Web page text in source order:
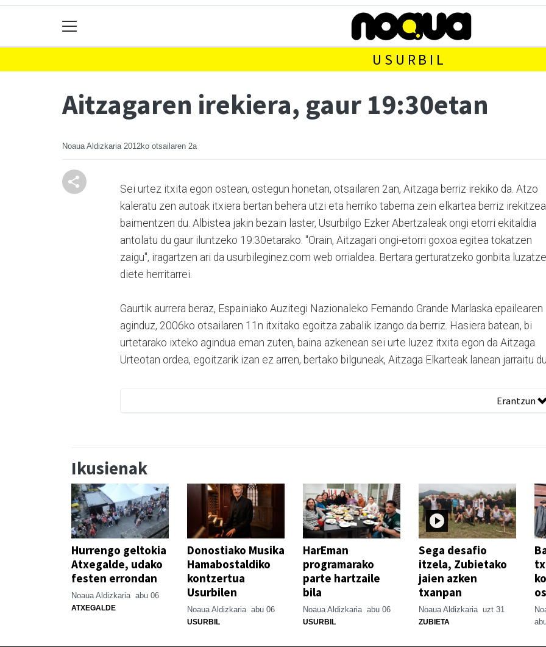
USURBIL
Aitzagaren irekiera, gaur 19:30etan
Noaua Aldizkaria 2012ko otsailaren 2a
Sei urtez itxita egon ostean, ostegun honetan, otsailaren 2an, Aitzaga berriz irekiko da. Atzo
kaleratu zen autoak itxiera bertan behera utzi eta herriko taberna zein elkartea berriz irekitzea
baimentzen du. Albistea jakin bezain laster, Usurbilgo Ezker Abertzaleak ongi etorri ekitaldia
antolatu du gaur iluntzeko 19:30etarako. "Orain, Aitzagari ongi-etorri goxoa egitea tokatzen
zaigu", iragartzen ari da usurbileginez.com web orrialdea. Bertara gerturatzeko gonbita
diete herritarrei.
Gaurtik aurrera beraz, Espainiako Auzitegi Nazionaleko Fernando Grande Marlaska epailearen
aginduz, 2006ko otsailaren 11n itxitako egoitza zabalik izango da berriz. Hasiera batean, bi
urtetarako ixteko agindua eman zuten, baina azkenean sei urte luzez itxita egon da Aitzaga.
Urteotan ordea, egoitzarik izan ez arren, bertako bilguneak, Aitzaga Elkarteak lanean jarraitu
Erantzun
Ikusienak
Hurrengo geltokia
Atxegalde, udako
festen errondan
Noaua Aldizkaria abu 06
ATXEGALDE
Donostiako Musika
Hamabostaldiko
kontzertua
Usurbilen
Noaua Aldizkaria abu 06
USURBIL
HarEman
programarako
parte hartzaile
bila
Noaua Aldizkaria abu 06
USURBIL
Sega desafio
itzela, Zubietako
jaien azken
txanpan
Noaua Aldizkaria uzt 31
ZUBIETA